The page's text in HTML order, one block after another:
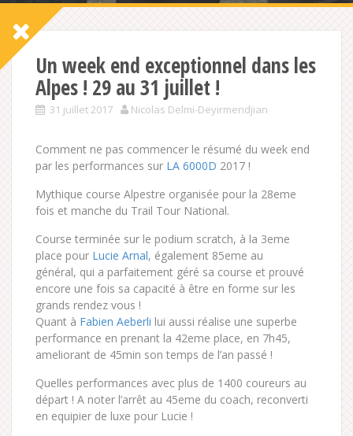
Un week end exceptionnel dans les
Alpes ! 29 au 31 juillet !
31 juillet 2017 Nicolas Delmi-Deyirmendjian
Comment ne pas commencer le résumé du week end
par les performances sur LA 6000D 2017 !
Mythique course Alpestre organisée pour la 28eme
fois et manche du Trail Tour National.
Course terminée sur le podium scratch, à la 3eme
place pour Lucie Arnal, également 85eme au
général, qui a parfaitement géré sa course et prouvé
encore une fois sa capacité à être en forme sur les
grands rendez vous !
Quant à Fabien Aeberli lui aussi réalise une superbe
performance en prenant la 42eme place, en 7h45,
ameliorant de 45min son temps de l’an passé !
Quelles performances avec plus de 1400 coureurs au
départ ! A noter l’arrêt au 45eme du coach, reconverti
en equipier de luxe pour Lucie !